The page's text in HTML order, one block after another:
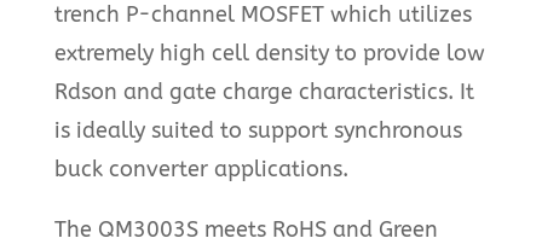
trench P-channel MOSFET which utilizes
extremely high cell density to provide low
Rdson and gate charge characteristics. It
is ideally suited to support synchronous
buck converter applications.
The QM3003S meets RoHS and Green